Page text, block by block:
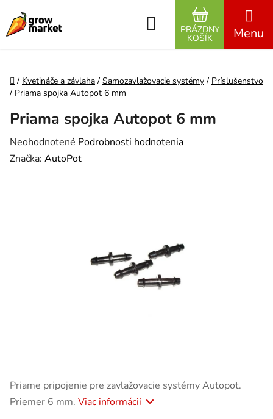
Hľadať
NÁKUPNÝ
PRÁZDNY
KOŠÍK
Domov
/ Kvetináče a závlaha / Samozavlažovacie systémy / Príslušenstvo
/ Priama spojka Autopot 6 mm
Priame pripojenie pre zavlažovacie systémy Autopot.
Priemer 6 mm. Viac informácií
Priama spojka Autopot 6 mm
Priemerné hodnotenie produktu je 0,0 z 5 hviezdičiek.
Neohodnotené Podrobnosti hodnotenia
Značka: AutoPot